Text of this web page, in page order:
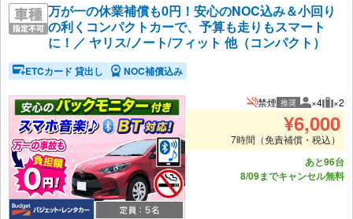
万が一の休業補償も0円！安心のNOC込み＆小回り
の利くコンパクトカーで、予算も走りもスマート
に！／ ヤリス/ノート/フィット 他（コンパクト）
ETCカード 貸出し NOC補償込み
禁煙 推奨 推奨人数
×4 推
×2
¥6,000
7時間（免責補償・税込）
あと96台
8/09までキャンセル無料